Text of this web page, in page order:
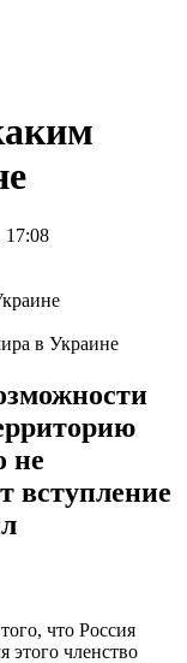
в Украине
не
вступление
что Россия
этого членство